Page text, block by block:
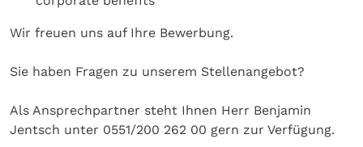
Wir freuen uns auf Ihre Bewerbung.
Sie haben Fragen zu unserem Stellenangebot?
Als Ansprechpartner steht Ihnen Herr Benjamin
Jentsch unter 0551/200 262 00 gern zur Verfügung.